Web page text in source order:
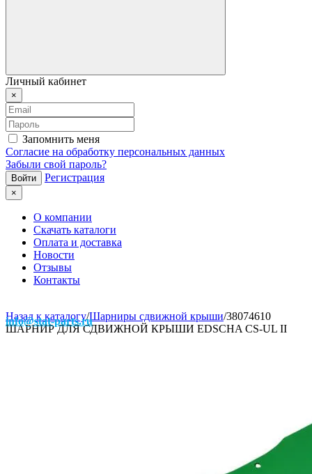
Личный кабинет
×
Запомнить меня
Согласие на обработку персональных данных
Забыли свой пароль?
Регистрация
×
О компании
Скачать каталоги
Оплата и доставка
Новости
Отзывы
Контакты
info@stat-parts.ru
Назад к каталогу/Шарниры сдвижной крыши/38074610
ШАРНИР ДЛЯ СДВИЖНОЙ КРЫШИ EDSCHA CS-UL II